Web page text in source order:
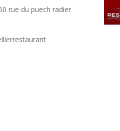
rue du puech radier